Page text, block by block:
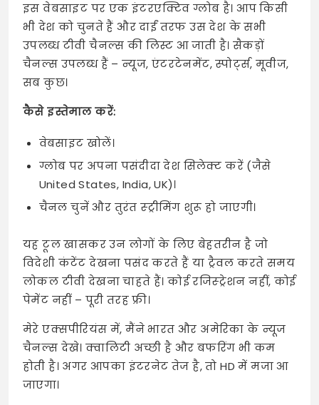
इस वेबसाइट पर एक इंटरएक्टिव ग्लोब है। आप किसी
भी देश को चुनते हैं और दाईं तरफ उस देश के सभी
उपलब्ध टीवी चैनल्स की लिस्ट आ जाती है। सैकड़ों
चैनल्स उपलब्ध हैं – न्यूज, एंटरटेनमेंट, स्पोर्ट्स, मूवीज,
सब कुछ।
कैसे इस्तेमाल करें:
वेबसाइट खोलें।
ग्लोब पर अपना पसंदीदा देश सिलेक्ट करें (जैसे
United States, India, UK)।
चैनल चुनें और तुरंत स्ट्रीमिंग शुरू हो जाएगी।
यह टूल खासकर उन लोगों के लिए बेहतरीन है जो
विदेशी कंटेंट देखना पसंद करते हैं या ट्रैवल करते समय
लोकल टीवी देखना चाहते हैं। कोई रजिस्ट्रेशन नहीं, कोई
पेमेंट नहीं – पूरी तरह फ्री।
मेरे एक्सपीरियंस में, मैंने भारत और अमेरिका के न्यूज
चैनल्स देखे। क्वालिटी अच्छी है और बफरिंग भी कम
होती है। अगर आपका इंटरनेट तेज है, तो HD में मजा आ
जाएगा।